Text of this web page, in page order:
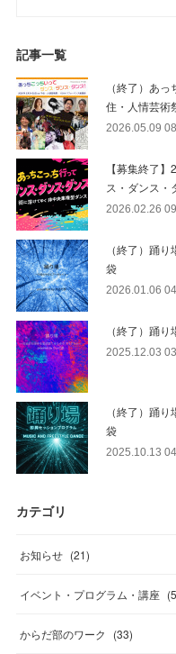
記事一覧
（終了）あ
住・人情芸術
2026.05.09
【募集終了
ス・ダンス・
2026.02.26
（終了）踊
袋
2026.01.06
（終了）踊
2025.12.03
（終了）踊
袋
2025.10.13
カテゴリ
お知らせ (21)
イベント・プログラム・講座 (
からだ部のワーク (33)